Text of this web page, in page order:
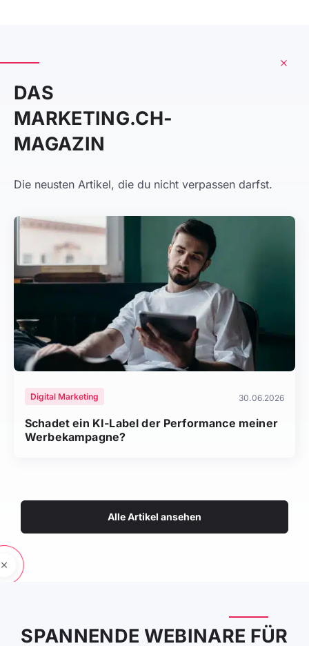
DAS
MARKETING.CH-
MAGAZIN
Die neusten Artikel, die du nicht verpassen darfst.
Digital Marketing 30.06.2026
Schadet ein KI-Label der Performance meiner
Werbekampagne?
Alle Artikel ansehen
SPANNENDE WEBINARE FÜR